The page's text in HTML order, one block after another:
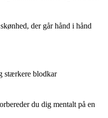
der går hånd i hånd
stærkere blodkar
du dig mentalt på en